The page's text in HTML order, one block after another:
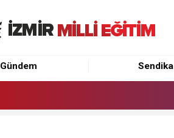
Gündem Sendika